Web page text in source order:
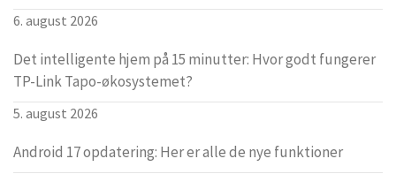
6. august 2026
Det intelligente hjem på 15 minutter: Hvor godt fungerer
TP-Link Tapo-økosystemet?
5. august 2026
Android 17 opdatering: Her er alle de nye funktioner